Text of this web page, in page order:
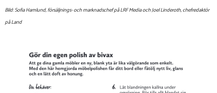
Bild: Sofia Hamlund, försäljnings- och marknadschef på LRF Media och Joel Linderoth, chefredaktör
på Land